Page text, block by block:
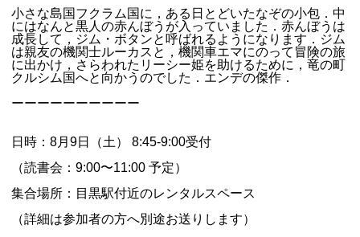
小さな島国フクラム国に，ある日とどいたなぞの小包．中
にはなんと黒人の赤んぼうが入っていました．赤んぼうは
成長して，ジム・ボタンと呼ばれるようになります．ジム
は親友の機関士ルーカスと，機関車エマにのって冒険の旅
に出かけ，さらわれたリーシー姫を助けるために，竜の町
クルシム国へと向かうのでした．エンデの傑作．
ーーーーーーーーーー
日時：8月9日（土） 8:45-9:00受付
（読書会：9:00〜11:00 予定）
集合場所：目黒駅付近のレンタルスペース
（詳細は参加者の方へ別途お送りします）